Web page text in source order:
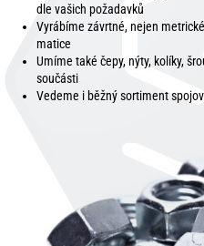
dle vašich požadavků
Vyrábíme závrtné, nejen
matice
Umíme také čepy, nýty, kolíky,
součásti
Vedeme i běžný sortiment